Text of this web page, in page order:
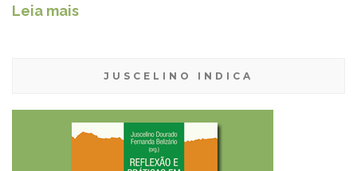
Leia mais
JUSCELINO INDICA